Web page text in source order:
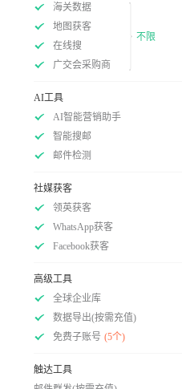
海关数据
地图获客
在线搜
广交会采购商
不限
AI工具
AI智能营销助手
智能搜邮
邮件检测
社媒获客
领英获客
WhatsApp获客
Facebook获客
高级工具
全球企业库
数据导出(按需充值)
免费子账号 (5个)
触达工具